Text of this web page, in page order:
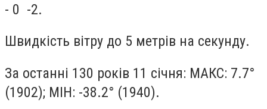
- 0 -2.
Швидкість вітру до 5 метрів на секунду.
За останні 130 років 11 січня: МАКС: 7.7°
(1902); МІН: -38.2° (1940).